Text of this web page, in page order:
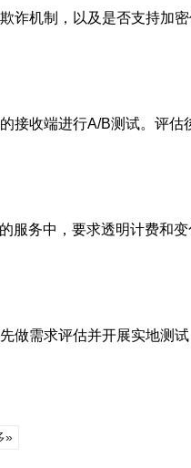
诈机制，以及是否支持加
接收端进行A/B测试。评
服务中，要求透明计费和
做需求评估并开展实地测
»